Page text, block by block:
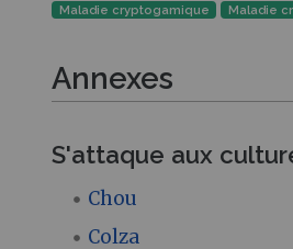
Maladie cryptogamique Maladie
Annexes
S'attaque aux
Chou
Colza